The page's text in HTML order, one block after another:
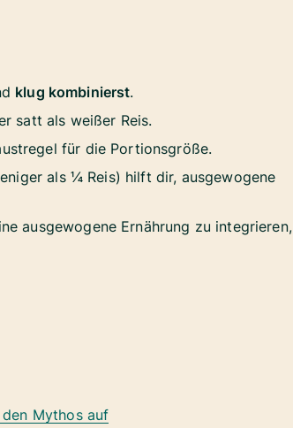
klug kombinierst.
satt als weißer Reis.
für die Portionsgröße.
als ¼ Reis) hilft dir, ausgewogene
ausgewogene Ernährung zu integrieren,
Mythos auf